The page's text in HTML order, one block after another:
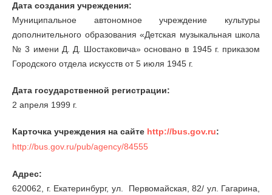
Дата создания учреждения:
Муниципальное автономное учреждение культуры
дополнительного образования «Детская музыкальная школа
№ 3 имени Д. Д. Шостаковича» основано в 1945 г. приказом
Городского отдела искусств от 5 июля 1945 г.
Дата государственной регистрации:
2 апреля 1999 г.
Карточка учреждения на сайте http://bus.gov.ru:
http://bus.gov.ru/pub/agency/84555
Адрес:
620062, г. Екатеринбург, ул. Первомайская, 82/ ул. Гагарина,